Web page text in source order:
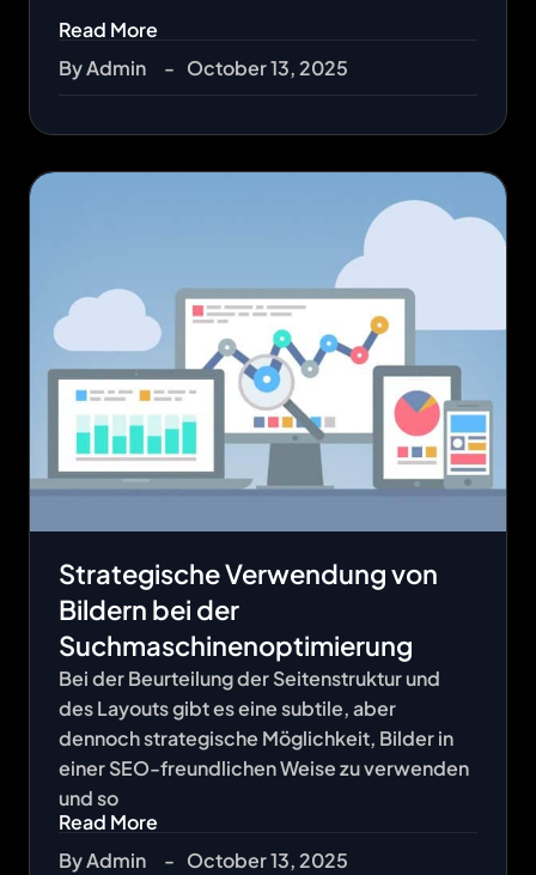
Read More
ByAdmin - October 13, 2025
Strategische Verwendung von
Bildern bei der
Suchmaschinenoptimierung
Bei der Beurteilung der Seitenstruktur und
des Layouts gibt es eine subtile, aber
dennoch strategische Möglichkeit, Bilder in
einer SEO-freundlichen Weise zu verwenden
und so
Read More
ByAdmin - October 13, 2025